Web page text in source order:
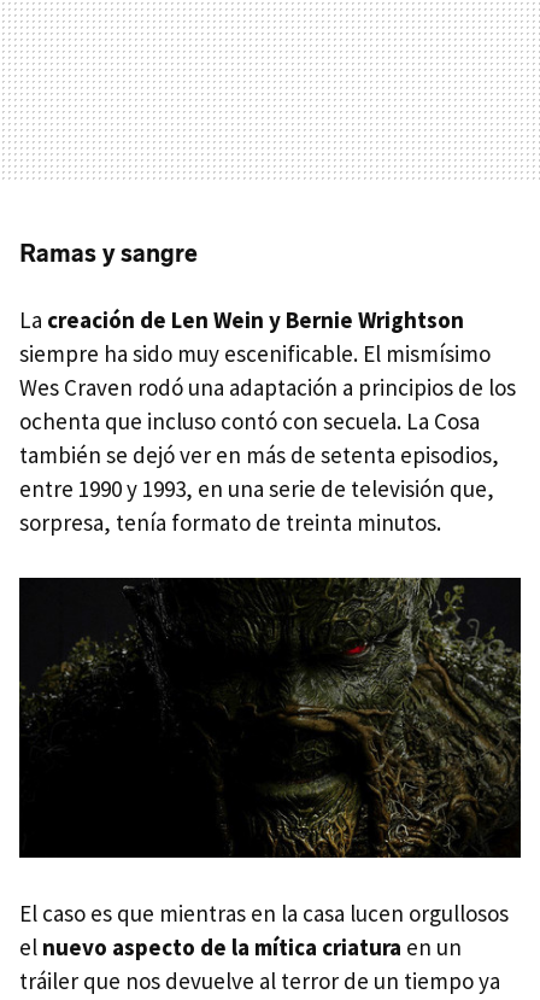
Ramas y sangre
La creación de Len Wein y Bernie Wrightson
siempre ha sido muy escenificable. El mismísimo
Wes Craven rodó una adaptación a principios de los
ochenta que incluso contó con secuela. La Cosa
también se dejó ver en más de setenta episodios,
entre 1990 y 1993, en una serie de televisión que,
sorpresa, tenía formato de treinta minutos.
El caso es que mientras en la casa lucen orgullosos
el nuevo aspecto de la mítica criatura en un
tráiler que nos devuelve al terror de un tiempo ya